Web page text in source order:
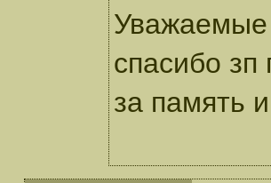
Уважаемые
спасибо
за память